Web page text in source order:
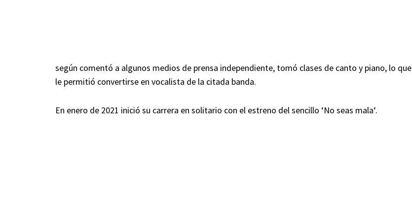
según comentó a algunos medios de prensa independiente, tomó clases de canto y piano, lo que
le permitió convertirse en vocalista de la citada banda.
En enero de 2021 inició su carrera en solitario con el estreno del sencillo ‘No seas mala‘.